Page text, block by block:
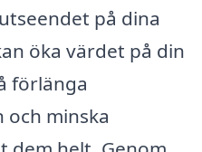
på dina
öka värdet på din
förlänga
och minska